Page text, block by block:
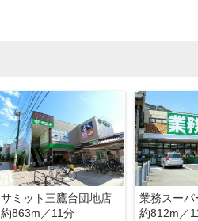
サミット三鷹台団地店
約863m／11分
業務スーパ
約812m／